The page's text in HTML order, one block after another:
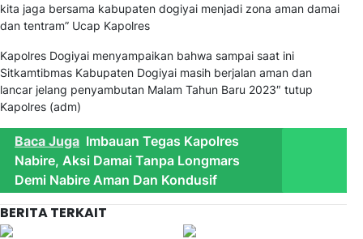
kita jaga bersama kabupaten dogiyai menjadi zona aman damai
dan tentram” Ucap Kapolres
Kapolres Dogiyai menyampaikan bahwa sampai saat ini
Sitkamtibmas Kabupaten Dogiyai masih berjalan aman dan
lancar jelang penyambutan Malam Tahun Baru 2023″ tutup
Kapolres (adm)
Baca Juga Imbauan Tegas Kapolres
Nabire, Aksi Damai Tanpa Longmars
Demi Nabire Aman Dan Kondusif
BERITA TERKAIT